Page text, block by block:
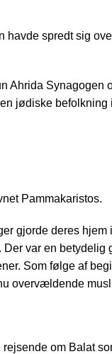
havde spredt sig
Ahrida
jødiske
Pammakaristos.
gjorde deres
var en
Som følge af
overvældende
om Balat